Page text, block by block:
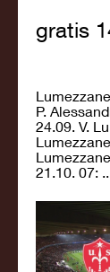
gratis
P.
24.09. V.
21.10. 07: